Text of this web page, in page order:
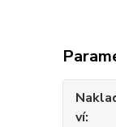
ví